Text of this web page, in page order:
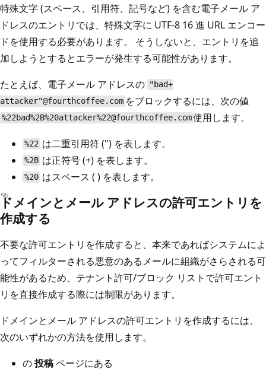
特殊文字 (スペース、引用符、記号など) を含む電子メール ア
ドレスのエントリでは、特殊文字に UTF-8 16 進 URL エンコー
ドを使用する必要があります。 そうしないと、エントリを追
加しようとするとエラーが発生する可能性があります。
たとえば、電子メール アドレスの "bad+
attacker"@fourthcoffee.com をブロックするには、次の値
%22bad%2B%20attacker%22@fourthcoffee.com使用します。
%22 は二重引用符 (") を表します。
%2B は正符号 (+) を表します。
%20 はスペース ( ) を表します。
ドメインとメール アドレスの許可エントリを
作成する
不要な許可エントリを作成すると、本来であればシステムによ
ってフィルターされる悪意のあるメールに組織がさらされる可
能性があるため、テナント許可/ブロック リストで許可エント
リを直接作成する際には制限があります。
ドメインとメール アドレスの許可エントリを作成するには、
次のいずれかの方法を使用します。
の投稿ページにある